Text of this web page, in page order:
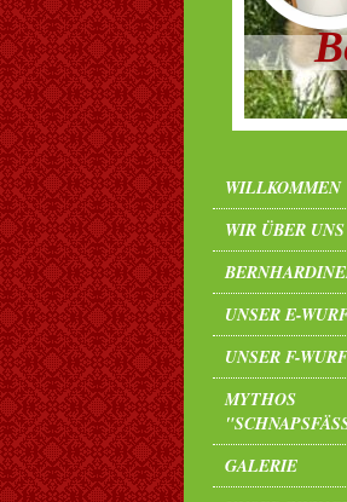
WILLKOMMEN
WIR ÜBER UNS
UNSER E-
UNSER F-WURF
MYTHOS
GALERIE